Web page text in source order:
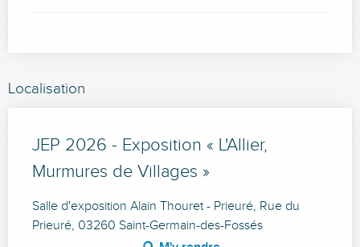
Localisation
JEP 2026 - Exposition « L'Allier,
Murmures de Villages »
Salle d'exposition Alain Thouret - Prieuré, Rue du
Prieuré, 03260 Saint-Germain-des-Fossés